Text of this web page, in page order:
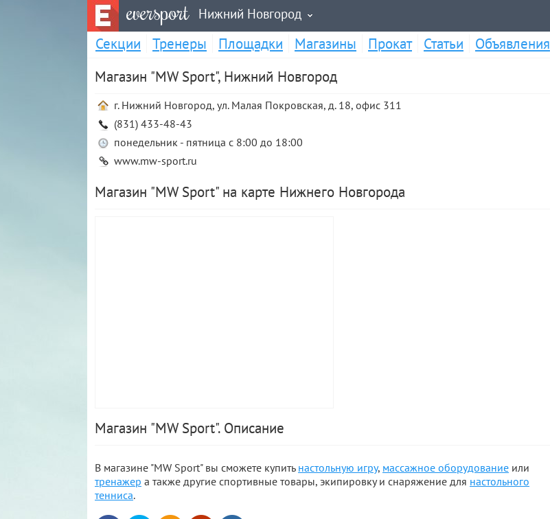
eversport Нижний Новгород
Секции Тренеры Площадки Магазины Прокат Статьи
Объявления
Магазин "MW Sport", Нижний Новгород
г. Нижний Новгород, ул. Малая Покровская, д. 18, офис 311
(831) 433-48-43
понедельник - пятница с 8:00 до 18:00
www.mw-sport.ru
Магазин "MW Sport" на карте Нижнего Новгорода
Магазин "MW Sport". Описание
В магазине "MW Sport" вы сможете купить настольную игру, массажное оборудование или
тренажер а также другие спортивные товары, экипировку и снаряжение для настольного
тенниса.